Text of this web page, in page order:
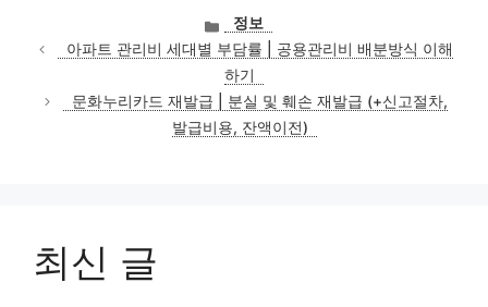
카
테
고
리
정보
아파트 관리비 세대별 부담률 | 공용관리비 배분방식 이해
하기
문화누리카드 재발급 | 분실 및 훼손 재발급 (+신고절차,
발급비용, 잔액이전)
최신 글